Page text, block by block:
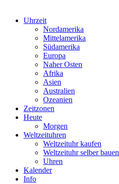
Uhrzeit
Nordamerika
Mittelamerika
Südamerika
Europa
Naher Osten
Afrika
Asien
Australien
Ozeanien
Zeitzonen
Heute
Morgen
Weltzeituhren
Weltzeituhr kaufen
Weltzeituhr selber bauen
Uhren
Kalender
Info